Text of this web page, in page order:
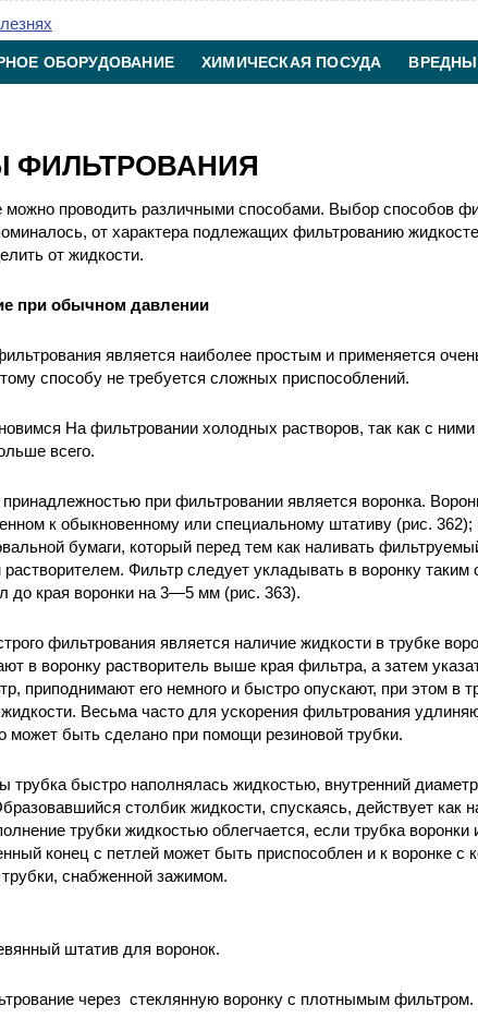
ОБОРУДОВАНИЕ ХИМИЧЕСКАЯ ПОСУДА
ФИЛЬТРОВАНИЯ
можно проводить различными способами. Выбор способов
от характера подлежащих фильтрованию
от жидкости.
при обычном давлении
является наиболее простым и применяется
способу не требуется сложных приспособлений.
На фильтровании холодных растворов, так как с ними
всего.
при фильтровании является воронка.
к обыкновенному или специальному штативу (рис. 362);
бумаги, который перед тем как наливать
Фильтр следует укладывать в воронку таким
до края воронки на 3—5 мм (рис. 363).
фильтрования является наличие жидкости в трубке
в воронку растворитель выше края фильтра, а затем
приподнимают его немного и быстро опускают, при этом в
Весьма часто для ускорения фильтрования
может быть сделано при помощи резиновой трубки.
трубка быстро наполнялась жидкостью, внутренний
столбик жидкости, спускаясь, действует как
трубки жидкостью облегчается, если трубка воронки
конец с петлей может быть приспособлен и к воронке с
снабженной зажимом.
штатив для воронок.
через стеклянную воронку с плотнымым фильтром.